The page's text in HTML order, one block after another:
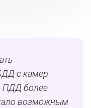
с камер
ПДД более
возможным